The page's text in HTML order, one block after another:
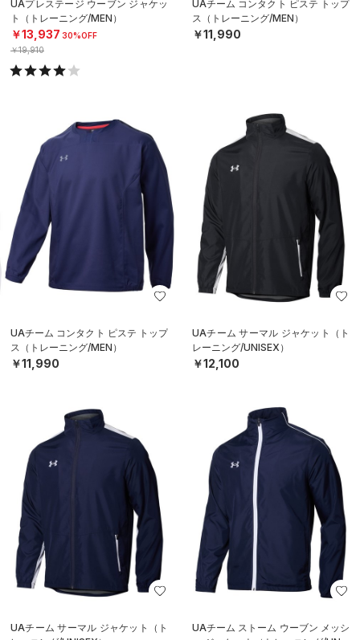
UAプレステージ ウーブン ジャケッ
ト（トレーニング/MEN）
￥13,937 30%OFF
￥19,910
UAチーム コンタクト ピステ トップ
ス（トレーニング/MEN）
￥11,990
UAチーム コンタクト ピステ トップ
ス（トレーニング/MEN）
￥11,990
UAチーム サーマル ジャケット（ト
レーニング/UNISEX）
￥12,100
UAチーム サーマル ジャケット（ト
UAチーム ストーム ウーブン メッシ